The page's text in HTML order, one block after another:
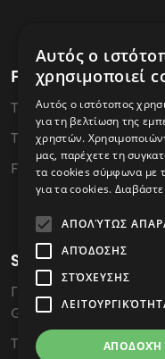
FACTORY - HEAD
Thessaloniki -
Tel: 2310796340
FAX: 2310796341
SHOWROOM
Γ. 49 Papandreou
Greece
Tel: 2310476858
Αυτός ο
χρησιμοποιεί
Αυτός ο ιστότοπος
για τη βελτίωση της
χρηστών.
μας, παρέχετε τη
τα cookies σύμφωνα με
για τα cookies.
ΑΠΟΛΎΤΩΣ
ΑΠΌΔΟΣΗΣ
ΣΤΌΧΕΥΣΗΣ
ΑΠΟΔΟΧΉ